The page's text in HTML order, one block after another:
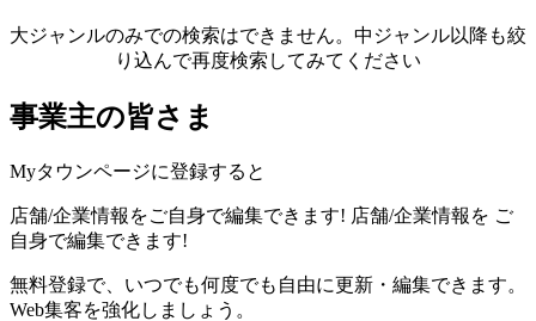
大ジャンルのみでの検索はできません。中ジャンル以降も絞
り込んで再度検索してみてください
事業主の皆さま
Myタウンページに登録すると
店舗/企業情報をご自身で編集できます! 店舗/企業情報を ご
自身で編集できます!
無料登録で、いつでも何度でも自由に更新・編集できます。
Web集客を強化しましょう。